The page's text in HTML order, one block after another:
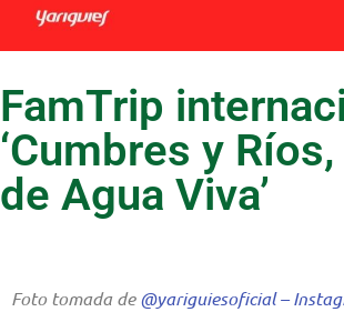
FamTrip
‘Cumbres y
de Agua Viva’
Foto tomada de@yariguiesoficial –